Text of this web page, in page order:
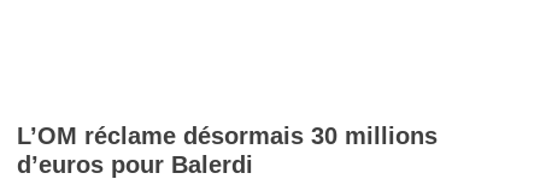
L’OM réclame désormais 30 millions
d’euros pour Balerdi